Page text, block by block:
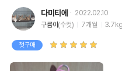
다미티에
2022.02.10
구름이 (수컷) 7개월 3.7kg
첫구매